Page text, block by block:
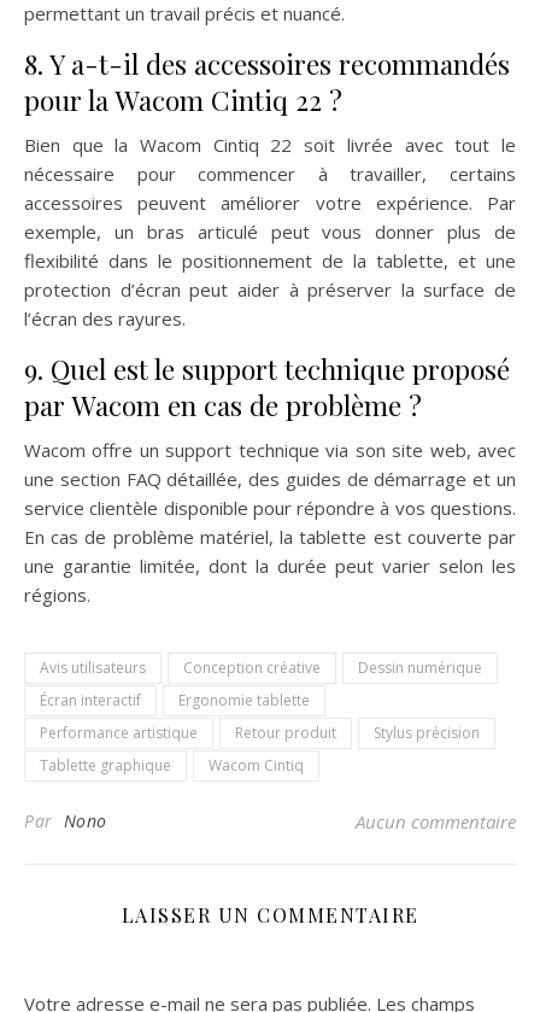
permettant un travail précis et nuancé.
8. Y a-t-il des accessoires recommandés
pour la Wacom Cintiq 22 ?
Bien que la Wacom Cintiq 22 soit livrée avec tout le
nécessaire pour commencer à travailler, certains
accessoires peuvent améliorer votre expérience. Par
exemple, un bras articulé peut vous donner plus de
flexibilité dans le positionnement de la tablette, et une
protection d’écran peut aider à préserver la surface de
l’écran des rayures.
9. Quel est le support technique proposé
par Wacom en cas de problème ?
Wacom offre un support technique via son site web, avec
une section FAQ détaillée, des guides de démarrage et un
service clientèle disponible pour répondre à vos questions.
En cas de problème matériel, la tablette est couverte par
une garantie limitée, dont la durée peut varier selon les
régions.
Avis utilisateurs Conception créative
Dessin numérique
Écran interactif
Ergonomie tablette
Performance artistique
Retour produit
Stylus précision
Tablette graphique
Wacom Cintiq
Par Nono Aucun commentaire
LAISSER UN COMMENTAIRE
Votre adresse e-mail ne sera pas publiée. Les champs